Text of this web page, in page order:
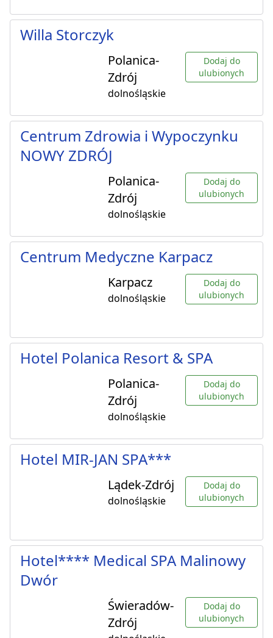
Willa Storczyk
Polanica-
Zdrój
dolnośląskie
Dodaj do
ulubionych
Centrum Zdrowia i Wypoczynku
NOWY ZDRÓJ
Polanica-
Zdrój
dolnośląskie
Dodaj do
ulubionych
Centrum Medyczne Karpacz
Karpacz
dolnośląskie
Dodaj do
ulubionych
Hotel Polanica Resort & SPA
Polanica-
Zdrój
dolnośląskie
Dodaj do
ulubionych
Hotel MIR-JAN SPA***
Lądek-Zdrój
dolnośląskie
Dodaj do
ulubionych
Hotel**** Medical SPA Malinowy
Dwór
Świeradów-
Zdrój
Dodaj do
ulubionych